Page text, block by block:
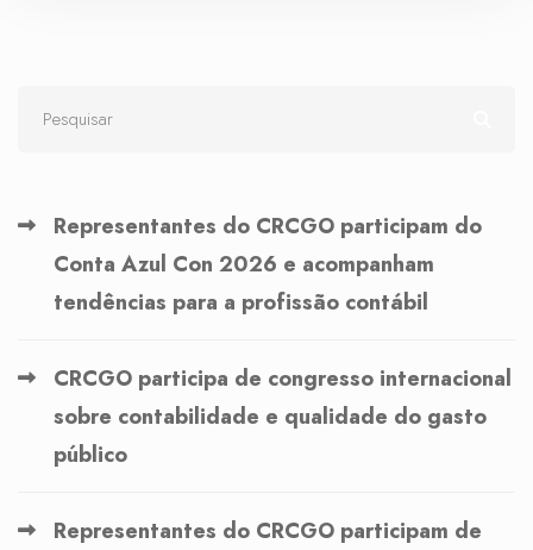
Representantes do CRCGO participam do
Conta Azul Con 2026 e acompanham
tendências para a profissão contábil
CRCGO participa de congresso internacional
sobre contabilidade e qualidade do gasto
público
Representantes do CRCGO participam de